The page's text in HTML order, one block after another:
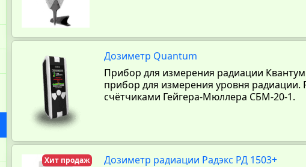
Дозиметр Quantum
Прибор для измерения радиации
прибор для измерения уровня
счётчиками Гейгера-Мюллера СБМ-20-1.
Хит продаж
Дозиметр радиации Радэкс РД 1503+